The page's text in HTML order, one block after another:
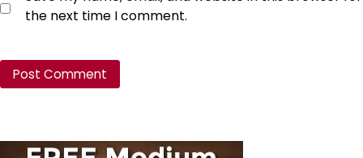
the next time I comment.